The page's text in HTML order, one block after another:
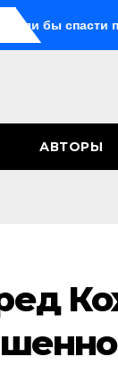
погибших
АВТОРЫ